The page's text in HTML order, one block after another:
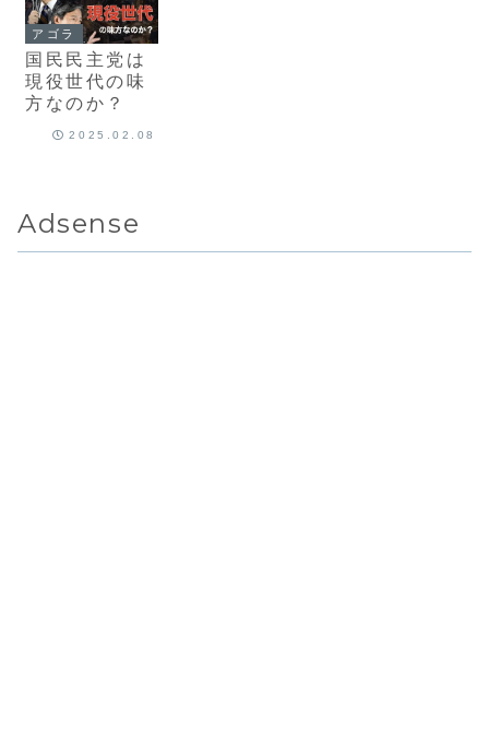
アゴラ
国民民主党は
現役世代の味
方なのか？
2025.02.08
Adsense